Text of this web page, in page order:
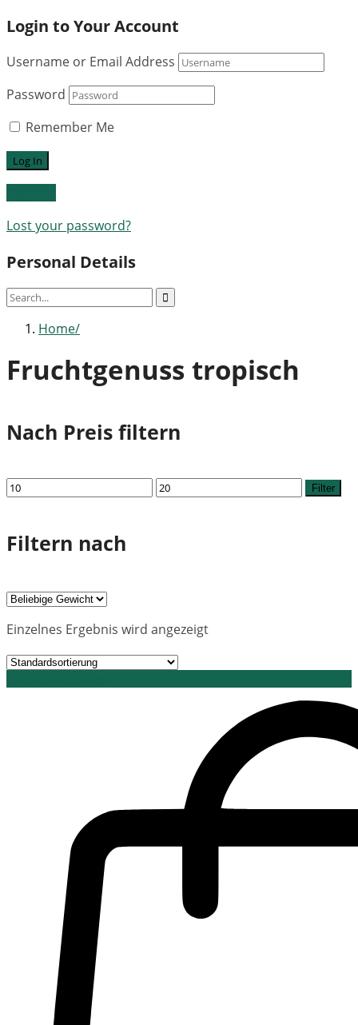
Login to Your Account
Username or Email Address
Password
Remember Me
Lost your password?
Personal Details
Home
Fruchtgenuss tropisch
Nach Preis filtern
Min.
Preis
Max.
Preis
Filter
Filtern nach
Einzelnes Ergebnis wird angezeigt